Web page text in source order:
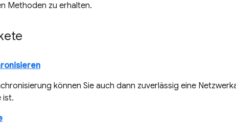
Methoden zu erhalten.
können Sie auch dann zuverlässig eine
ist.